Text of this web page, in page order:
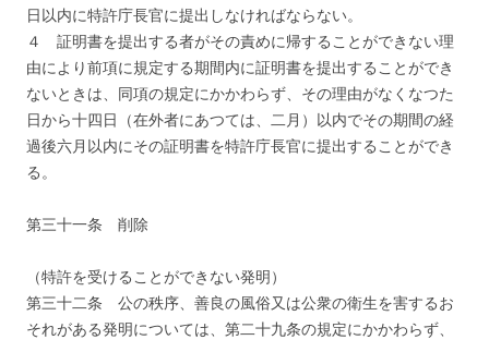
日以内に特許庁長官に提出しなければならない。
４ 証明書を提出する者がその責めに帰することができない理
由により前項に規定する期間内に証明書を提出することができ
ないときは、同項の規定にかかわらず、その理由がなくなつた
日から十四日（在外者にあつては、二月）以内でその期間の経
過後六月以内にその証明書を特許庁長官に提出することができ
る。
第三十一条 削除
（特許を受けることができない発明）
第三十二条 公の秩序、善良の風俗又は公衆の衛生を害するお
それがある発明については、第二十九条の規定にかかわらず、